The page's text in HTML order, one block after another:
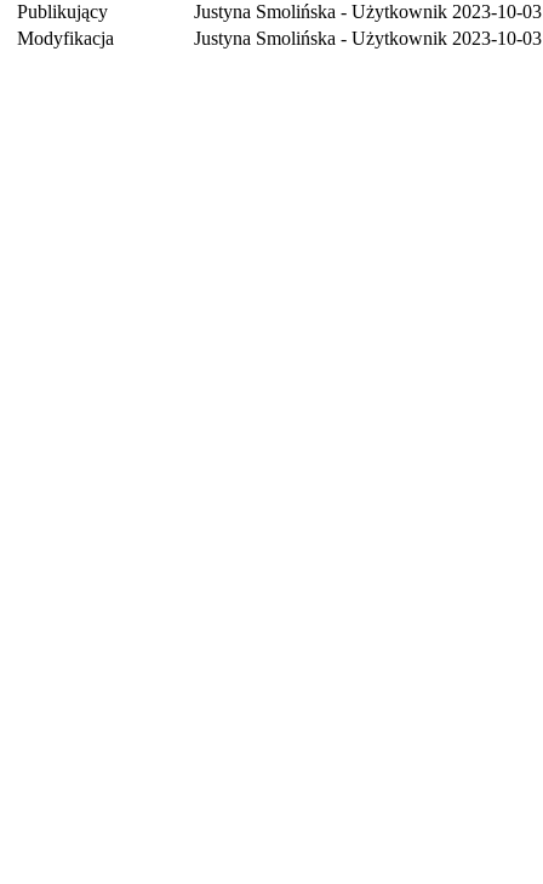
Publikujący
Justyna Smolińska - Użytkownik 2023-10-
Modyfikacja
Justyna Smolińska - Użytkownik 2023-10-